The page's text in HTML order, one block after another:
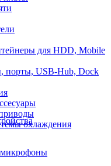
для HDD, Mobile
порты, USB-Hub, Dock
охлаждения